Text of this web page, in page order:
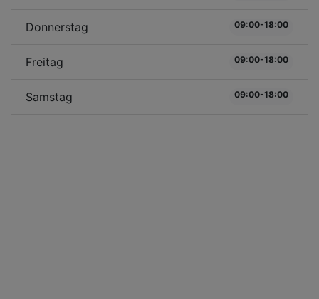
Donnerstag 09:00-18:00
Freitag 09:00-18:00
Samstag 09:00-18:00